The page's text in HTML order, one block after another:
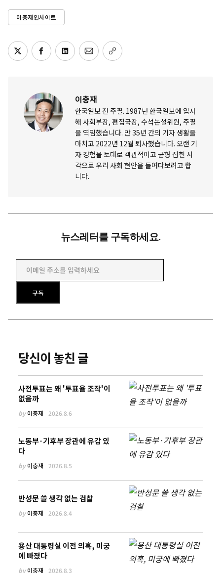
이충재인사이트
이충재
한국일보 전 주필. 1987년 한국일보에 입사
해 사회부장, 편집국장, 수석논설위원, 주필
을 역임했습니다. 만 35년 간의 기자 생활을
마치고 2022년 12월 퇴사했습니다. 오랜 기
자 경험을 토대로 객관적이고 균형 잡힌 시
각으로 우리 사회 현안을 들여다보려고 합
니다.
뉴스레터를 구독하세요.
이메일 주소를 입력하세요
구독
당신이 놓친 글
사전투표는 왜 '투표율 조작'이
없을까
by이충재 2026.8.6
노동부·기후부 장관에 유감 있
다
by이충재 2026.8.5
반성문 쓸 생각 없는 검찰
by이충재 2026.8.4
용산 대통령실 이전 의혹, 미궁
에 빠졌다
by이충재 2026.8.3